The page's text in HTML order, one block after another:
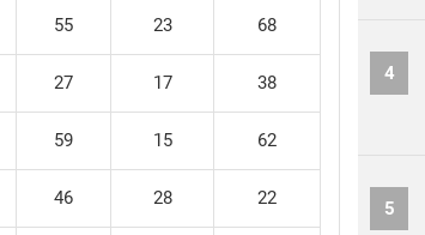
55
23
68
27 17 38
59 15 62
46 28 22
4
5